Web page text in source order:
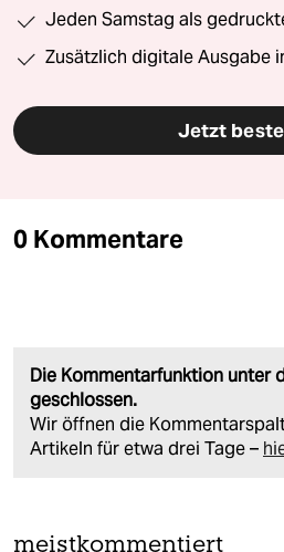
Jeden Samstag als
Zusätzlich digitale Ausgabe
Jetzt
0 Kommentare
Die Kommentarfunktion unter
geschlossen.
Wir öffnen die
Artikeln für etwa drei Tage –
meistkommentiert